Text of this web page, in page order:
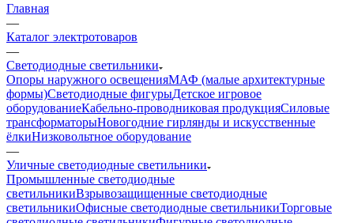
Главная
—
Каталог электротоваров
—
Светодиодные светильники
Опоры наружного освещенияМАФ (малые архитектурные
формы)Светодиодные фигурыДетское игровое
оборудованиеКабельно-проводниковая продукцияСиловые
трансформаторыНовогодние гирлянды и искусственные
ёлкиНизковольтное оборудование
—
Уличные светодиодные светильники
Промышленные светодиодные
светильникиВзрывозащищенные светодиодные
светильникиОфисные светодиодные светильникиТорговые